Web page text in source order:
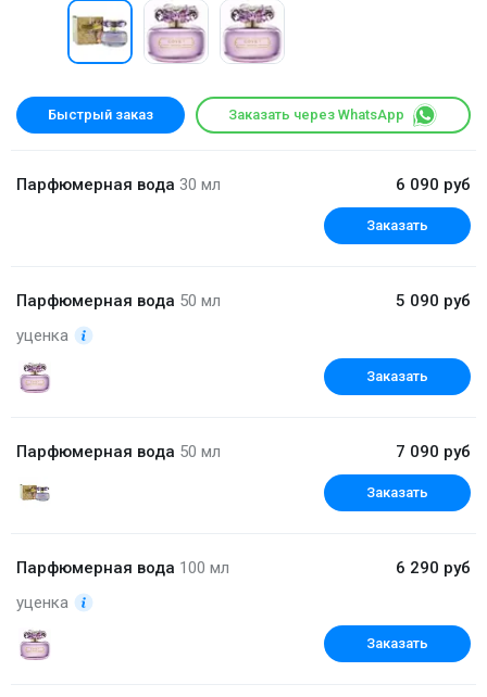
Быстрый заказ Заказать через WhatsApp
Парфюмерная вода 30 мл 6 090 руб
Заказать
Парфюмерная вода 50 мл
уценка
5 090 руб
Заказать
Парфюмерная вода 50 мл 7 090 руб
Заказать
Парфюмерная вода 100 мл
уценка
6 290 руб
Заказать